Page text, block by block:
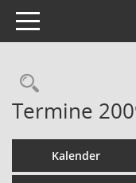
Toggle navigation
Termine
Kalender